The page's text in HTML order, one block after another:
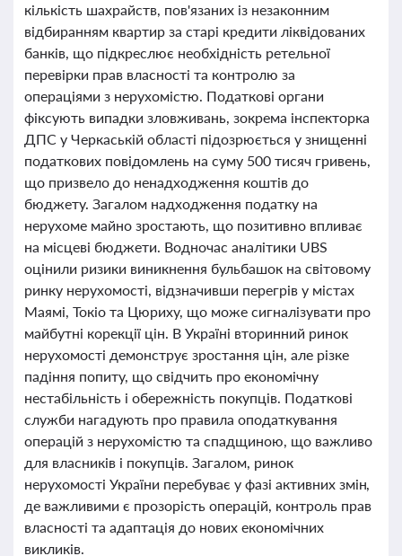
кількість шахрайств, пов'язаних із незаконним
відбиранням квартир за старі кредити ліквідованих
банків, що підкреслює необхідність ретельної
перевірки прав власності та контролю за
операціями з нерухомістю. Податкові органи
фіксують випадки зловживань, зокрема інспекторка
ДПС у Черкаській області підозрюється у знищенні
податкових повідомлень на суму 500 тисяч гривень,
що призвело до ненадходження коштів до
бюджету. Загалом надходження податку на
нерухоме майно зростають, що позитивно впливає
на місцеві бюджети. Водночас аналітики UBS
оцінили ризики виникнення бульбашок на світовому
ринку нерухомості, відзначивши перегрів у містах
Маямі, Токіо та Цюриху, що може сигналізувати про
майбутні корекції цін. В Україні вторинний ринок
нерухомості демонструє зростання цін, але різке
падіння попиту, що свідчить про економічну
нестабільність і обережність покупців. Податкові
служби нагадують про правила оподаткування
операцій з нерухомістю та спадщиною, що важливо
для власників і покупців. Загалом, ринок
нерухомості України перебуває у фазі активних змін,
де важливими є прозорість операцій, контроль прав
власності та адаптація до нових економічних
викликів.